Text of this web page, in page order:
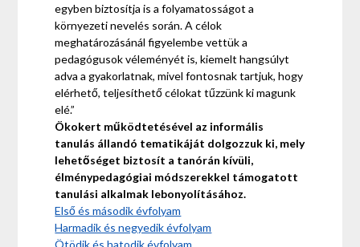
egyben biztosítja is a folyamatosságot a
környezeti nevelés során. A célok
meghatározásánál figyelembe vettük a
pedagógusok véleményét is, kiemelt hangsúlyt
adva a gyakorlatnak, mivel fontosnak tartjuk, hogy
elérhető, teljesíthető célokat tűzzünk ki magunk
elé.”
Ökokert működtetésével az informális
tanulás állandó tematikáját dolgozzuk ki, mely
lehetőséget biztosít a tanórán kívüli,
élménypedagógiai módszerekkel támogatott
tanulási alkalmak lebonyolításához.
Első és második évfolyam
Harmadik és negyedik évfolyam
Ötödik és hatodik évfolyam